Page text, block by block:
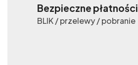
Bezpieczne płatności
BLIK / przelewy / pobranie